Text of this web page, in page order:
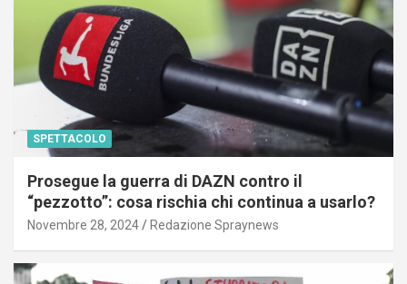
SPETTACOLO
Prosegue la guerra di DAZN contro il
“pezzotto”: cosa rischia chi continua a usarlo?
Novembre 28, 2024 Redazione Spraynews